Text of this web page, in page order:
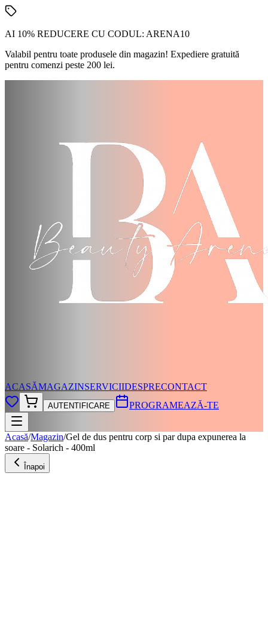
AI 10% REDUCERE CU CODUL: ARENA10
Valabil pentru toate produsele din magazin! Expediere gratuită
pentru comenzi peste 200 lei.
ACASĂMAGAZINSERVICIIDESPRECONTACT
AUTENTIFICARE PROGRAMEAZĂ-TE
Acasă/Magazin/Gel de dus pentru corp si par dupa expunerea la
soare - Solarich - 400ml
Înapoi